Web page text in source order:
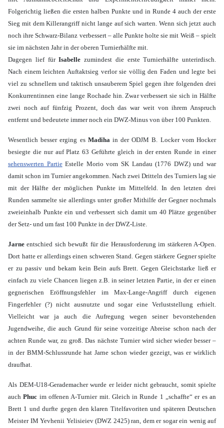
Folgerichtig ließen die ersten halben Punkte und in Runde 4 auch der erste
Sieg mit dem Killerangriff nicht lange auf sich warten. Wenn sich jetzt auch
noch ihre Schwarz-Bilanz verbessert – alle Punkte holte sie mit Weiß – spielt
sie im nächsten Jahr in der oberen Turnierhälfte mit.
Dagegen lief fürIsabelle zumindest die erste Turnierhälfte unterirdisch.
Nach einem leichten Auftaktsieg verlor sie völlig den Faden und legte bei
viel zu schnellem und taktisch unsauberem Spiel gegen ihre folgenden drei
Konkurrentinnen eine lange Rochade hin. Zwar verbessert sie sich in Hälfte
zwei noch auf fünfzig Prozent, doch das war weit von ihrem Anspruch
entfernt und bedeutete immer noch ein DWZ-Minus von über 100 Punkten.
Wesentlich besser erging es Madihain der ODJM B. Locker vom Hocker
besiegte die nur auf Platz 63 Geführte gleich in der ersten Runde in einer
sehenswerten PartieEstelle Morio vom SK Landau (1776 DWZ) und war
damit schon im Turnier angekommen. Nach zwei Dritteln des Turniers lag sie
mit der Hälfte der möglichen Punkte im Mittelfeld. In den letzten drei
Runden sammelte sie allerdings unter großer Mithilfe der Gegner nochmals
zweieinhalb Punkte ein und verbessert sich damit um 40 Plätze gegenüber
der Setz- und um fast 100 Punkte in der DWZ-Liste.
Jarne entschied sich bewußt für die Herausforderung im stärkeren A-Open.
Dort hatte er allerdings einen schweren Stand. Gegen stärkere Gegner spielte
er zu passiv und bekam kein Bein aufs Brett. Gegen Gleichstarke ließ er
einfach zu viele Chancen liegen z.B. in seiner letzten Partie, in der er einen
gegnerischen Eröffnungsfehler im Max-Lange-Angriff durch eigenen
Fingerfehler (?) nicht ausnutzte und sogar eine Verluststellung erhielt.
Vielleicht war ja auch die Aufregung wegen seiner bevorstehenden
Jugendweihe, die auch Grund für seine vorzeitige Abreise schon nach der
achten Runde war, zu groß. Das nächste Turnier wird sicher wieder besser –
in der BMM-Schlussrunde hat Jarne schon wieder gezeigt, was er wirklich
draufhat.
Als DEM-U18-Gerademacher wurde er leider nicht gebraucht, somit spielte
auchPhuc im offenen A-Turnier mit. Gleich in Runde 1 „schaffte“ er es an
Brett 1 und durfte gegen den klaren Titelfavoriten und späteren Deutschen
Meister IM Yevhenii Yelisieiev (DWZ 2425) ran, dem er sogar ein wenig auf